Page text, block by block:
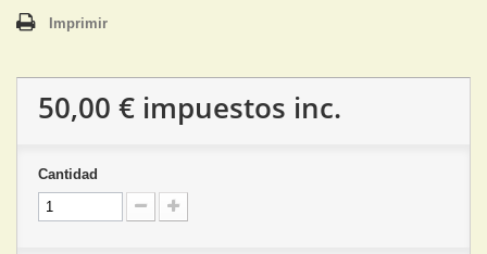
Imprimir
50,00 € impuestos inc.
Cantidad